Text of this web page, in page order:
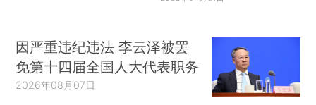
因严重违纪违法 李云泽被罢
免第十四届全国人大代表职务
2026年08月07日